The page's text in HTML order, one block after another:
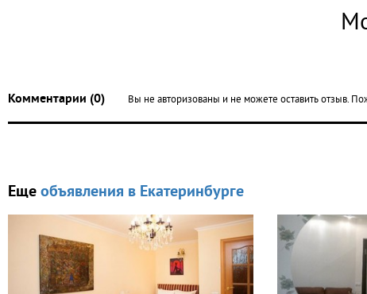
Комментарии (0) Вы не авторизованы и не можете оставить отзыв.
Еще объявления в Екатеринбурге